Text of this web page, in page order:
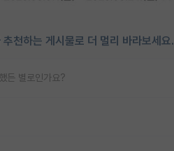
천하는 게시물로 더 멀리 바라보세요.
든 별로인가요?